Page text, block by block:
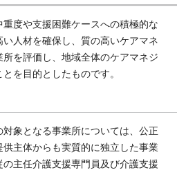
度や支援困難ケースへの積極的な
人材を確保し、質の高いケアマネ
を評価し、地域全体のケアマネジ
を目的としたものです。
象となる事業所については、公正
主体からも実質的に独立した事業
主任介護支援専門員及び介護支援